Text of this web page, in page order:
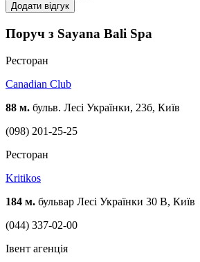
Додати відгук
Поруч з Sayana Bali Spa
Ресторан
Canadian Club
88 м. бульв. Лесі Українки, 23б, Київ
(098) 201-25-25
Ресторан
Kritikos
184 м. бульвар Лесі Українки 30 В, Київ
(044) 337-02-00
Івент агенція